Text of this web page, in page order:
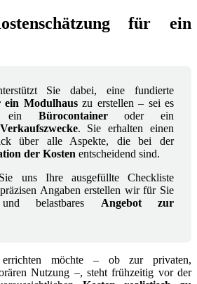
für ein
Sie dabei, eine fundierte
ein Modulhauszu erstellen – sei es
Bürocontaineroder ein
. Sie erhalten einen
über alle Aspekte, die bei der
der Kosten entscheidend sind.
uns Ihre ausgefüllte Checkliste
Angaben erstellen wir für Sie
belastbares Angebot zur
möchte – ob zur privaten,
Nutzung –, steht frühzeitig vor der